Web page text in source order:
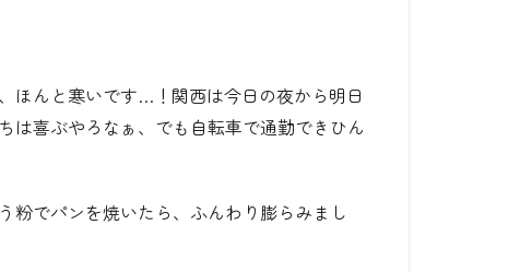
ほんと寒いです… ！関西は今日の夜から明日
は喜ぶやろなぁ、でも自転車で通勤できひん
粉でパンを焼いたら、ふんわり膨らみまし